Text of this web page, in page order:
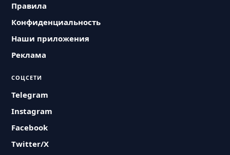
Правила
Конфиденциальность
Наши приложения
Реклама
СОЦСЕТИ
Telegram
Instagram
Facebook
Twitter/X